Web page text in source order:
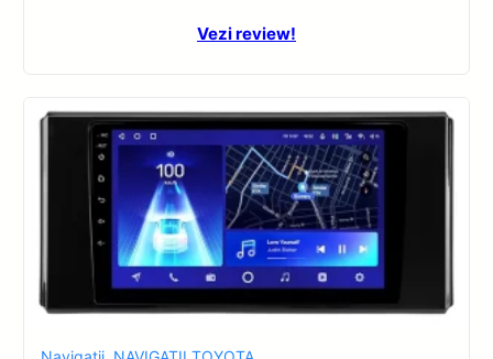
Vezi review!